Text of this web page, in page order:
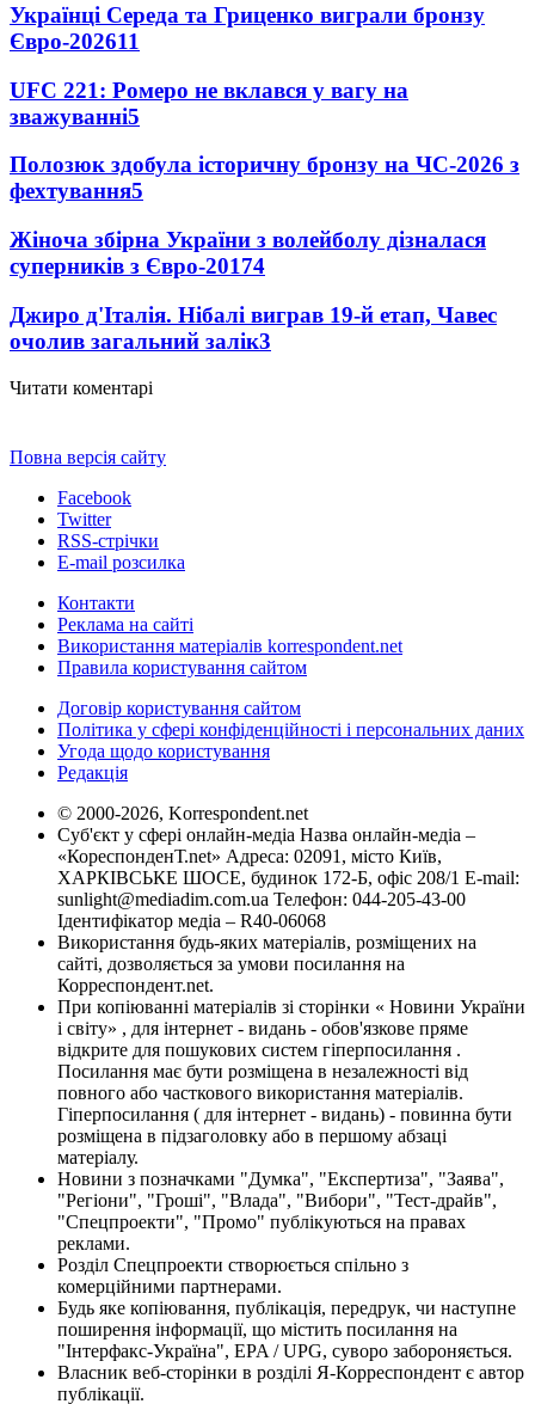
Українці Середа та Гриценко виграли бронзу
Євро-202611
UFC 221: Ромеро не вклався у вагу на
зважуванні5
Полозюк здобула історичну бронзу на ЧС-2026 з
фехтування5
Жіноча збірна України з волейболу дізналася
суперників з Євро-20174
Джиро д'Італія. Нібалі виграв 19-й етап, Чавес
очолив загальний залік3
Читати коментарі
Повна версія сайту
Facebook
Twitter
RSS-стрічки
E-mail розсилка
Контакти
Реклама на сайті
Використання матеріалів korrespondent.net
Правила користування сайтом
Договір користування сайтом
Політика у сфері конфіденційності і персональних даних
Угода щодо користування
Редакція
© 2000-2026, Korrespondent.net
Суб'єкт у сфері онлайн-медіа Назва онлайн-медіа –
«КореспонденТ.net» Адреса: 02091, місто Київ,
ХАРКІВСЬКЕ ШОСЕ, будинок 172-Б, офіс 208/1 E-mail:
sunlight@mediadim.com.ua Телефон: 044-205-43-00
Ідентифікатор медіа – R40-06068
Використання будь-яких матеріалів, розміщених на
сайті, дозволяється за умови посилання на
Корреспондент.net.
При копіюванні матеріалів зі сторінки « Новини України
і світу» , для інтернет - видань - обов'язкове пряме
відкрите для пошукових систем гіперпосилання .
Посилання має бути розміщена в незалежності від
повного або часткового використання матеріалів.
Гіперпосилання ( для інтернет - видань) - повинна бути
розміщена в підзаголовку або в першому абзаці
матеріалу.
Новини з позначками "Думка", "Експертиза", "Заява",
"Регіони", "Гроші", "Влада", "Вибори", "Тест-драйв",
"Спецпроекти", "Промо" публікуються на правах
реклами.
Розділ Спецпроекти створюється спільно з
комерційними партнерами.
Будь яке копіювання, публікація, передрук, чи наступне
поширення інформації, що містить посилання на
"Інтерфакс-Україна", EPA / UPG, суворо забороняється.
Власник веб-сторінки в розділі Я-Корреспондент є автор
публікації.